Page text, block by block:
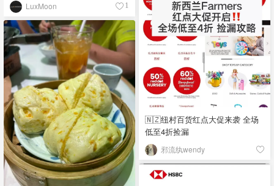
LuxMoon 1
🇳🇿纽村百货红点大促来袭 全场
低至4折捡漏
邪流纨wendy